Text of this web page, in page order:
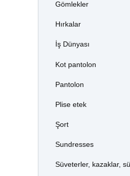
Gömlekler
Hırkalar
İş Dünyası
Kot pantolon
Pantolon
Plise etek
Şort
Sundresses
Süveterler, kazaklar,